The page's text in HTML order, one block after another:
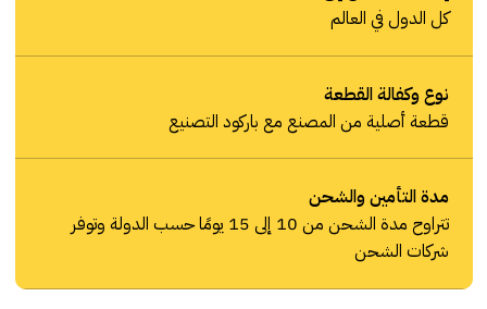
كل الدول في العالم
نوع وكفالة القطعة
قطعة أصلية من المصنع مع باركود التصنيع
مدة التأمين والشحن
تتراوح مدة الشحن من 10 إلى 15 يومًا حسب الدولة وتوفر
شركات الشحن